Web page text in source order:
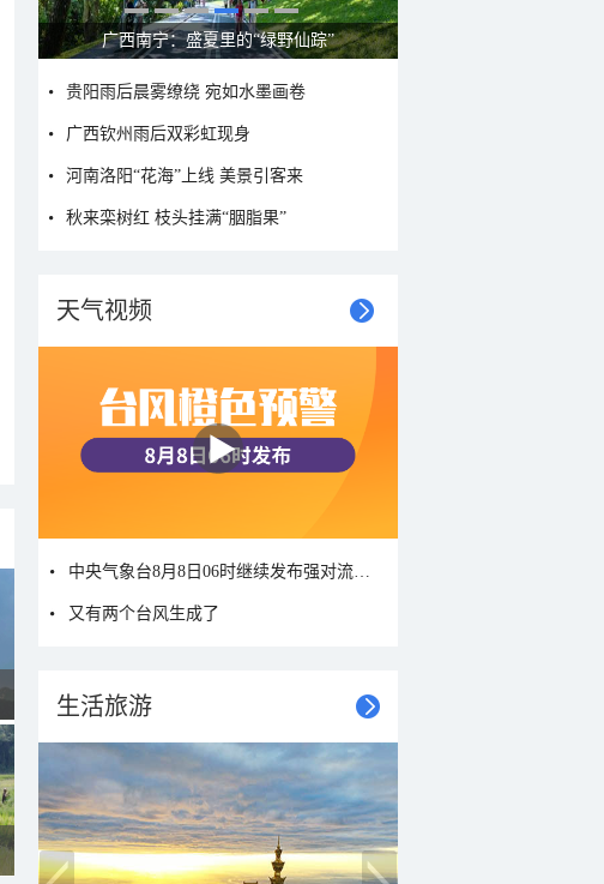
呼伦贝尔草原 藏着最治愈的蓝天白云
贵阳雨后晨雾缭绕 宛如水墨画卷
广西钦州雨后双彩虹现身
河南洛阳“花海”上线 美景引客来
秋来栾树红 枝头挂满“胭脂果”
天气视频
又有两个台风生成了
生活旅游